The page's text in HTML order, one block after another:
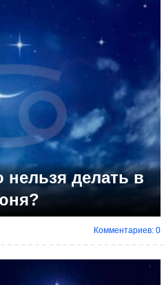
делать в
Комментариев: 0